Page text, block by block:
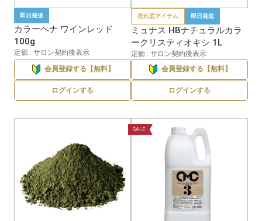
即日発送
カラーヘナ ワインレッド
100g
定価 : サロン契約後表示
会員登録する【無料】
ログインする
売れ筋アイテム 即日発送
ミュナス HBナチュラルカラ
ークリスティオキシ 1L
定価 : サロン契約後表示
会員登録する【無料】
ログインする
SALE